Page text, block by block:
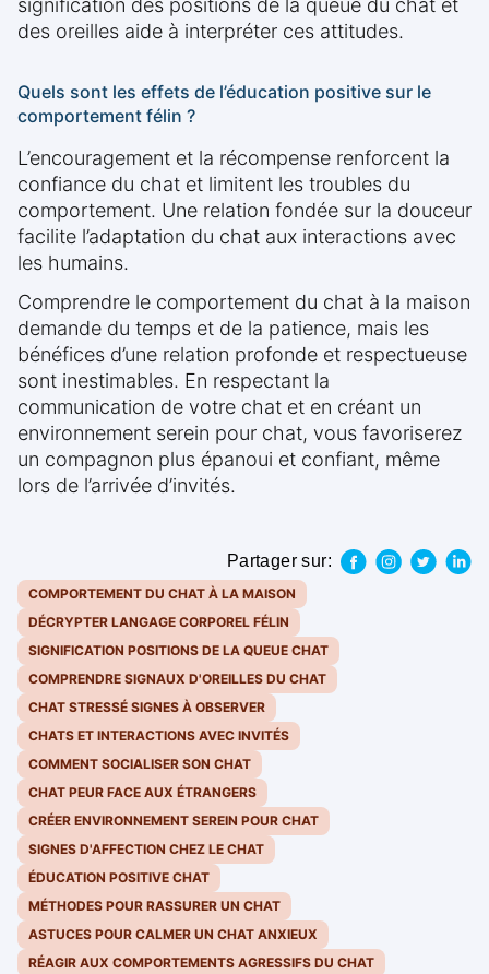
signification des positions de la queue du chat et
des oreilles aide à interpréter ces attitudes.
Quels sont les effets de l’éducation positive sur le
comportement félin ?
L’encouragement et la récompense renforcent la
confiance du chat et limitent les troubles du
comportement. Une relation fondée sur la douceur
facilite l’adaptation du chat aux interactions avec
les humains.
Comprendre le comportement du chat à la maison
demande du temps et de la patience, mais les
bénéfices d’une relation profonde et respectueuse
sont inestimables. En respectant la
communication de votre chat et en créant un
environnement serein pour chat, vous favoriserez
un compagnon plus épanoui et confiant, même
lors de l’arrivée d’invités.
Partager sur:
COMPORTEMENT DU CHAT À LA MAISON
DÉCRYPTER LANGAGE CORPOREL FÉLIN
SIGNIFICATION POSITIONS DE LA QUEUE CHAT
COMPRENDRE SIGNAUX D'OREILLES DU CHAT
CHAT STRESSÉ SIGNES À OBSERVER
CHATS ET INTERACTIONS AVEC INVITÉS
COMMENT SOCIALISER SON CHAT
CHAT PEUR FACE AUX ÉTRANGERS
CRÉER ENVIRONNEMENT SEREIN POUR CHAT
SIGNES D'AFFECTION CHEZ LE CHAT
ÉDUCATION POSITIVE CHAT
MÉTHODES POUR RASSURER UN CHAT
ASTUCES POUR CALMER UN CHAT ANXIEUX
RÉAGIR AUX COMPORTEMENTS AGRESSIFS DU CHAT